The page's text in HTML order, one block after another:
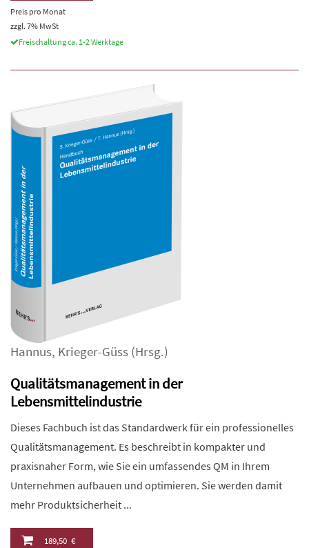
Preis pro Monat
zzgl. 7% MwSt
Freischaltung ca. 1-2 Werktage
Hannus, Krieger-Güss (Hrsg.)
Qualitätsmanagement in der
Lebensmittelindustrie
Dieses Fachbuch ist das Standardwerk für ein professionelles
Qualitätsmanagement. Es beschreibt in kompakter und
praxisnaher Form, wie Sie ein umfassendes QM in Ihrem
Unternehmen aufbauen und optimieren. Sie werden damit
mehr Produktsicherheit ...
189,50 €